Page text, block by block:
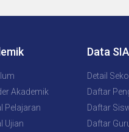
Akademik
Pelajaran
Ujian
Data
Detail
Daftar
Daftar
Daftar